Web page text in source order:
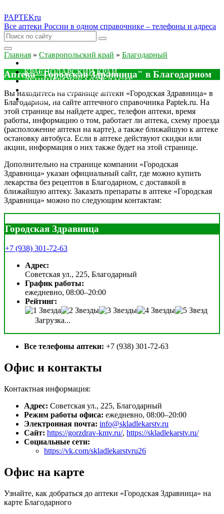
PAPTEKru
Все аптеки России в одном справочнике – телефоны и адреса
КРАСНОДАРСКИЙ КРАЙ
ЛЕНИНГРАДСКАЯ ОБЛАСТЬ
ДРУГИЕ
Главная » Ставропольский край » Благодарный
Аптека "Городская Здравница" в Благодарном
Вы находитесь на странице аптеки «Городская Здравница» в
Благодарном, на сайте аптечного справочника Paptek.ru. На
этой странице вы найдете адрес, телефон аптеки, время
работы, информацию о том, работает ли аптека, схему проезда
(расположение аптеки на карте), а также ближайшую к аптеке
остановку автобуса. Если в аптеке действуют скидки или
акции, информация о них также будет на этой странице.
Дополнительно на странице компании «Городская
Здравница» указан официальный сайт, где можно купить
лекарства без рецептов в Благодарном, с доставкой в
ближайшую аптеку. Заказать препараты в аптеке «Городская
Здравница» можно по следующим контактам:
Городская Здравница
+7 (938) 301-72-63
Адрес:
Советская ул., 225, Благодарный
График работы:
ежедневно, 08:00–20:00
Рейтинг:
Загрузка...
Все телефоны аптеки: +7 (938) 301-72-63
Офис и контакты
Контактная информация:
Адрес: Советская ул., 225, Благодарный
Режим работы офиса: ежедневно, 08:00–20:00
Электронная почта: info@skladlekarstv.ru
Сайт: https://gorzdrav-kmv.ru/, https://skladlekarstv.ru/
Социальные сети:
https://vk.com/skladlekarstvru26
Офис на карте
Узнайте, как добраться до аптеки «Городская Здравница» на
карте Благодарного